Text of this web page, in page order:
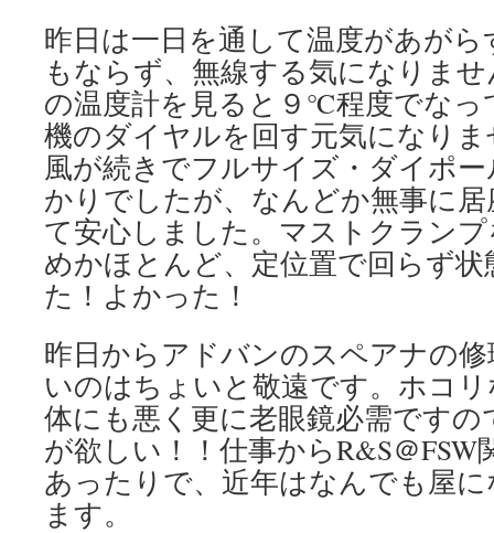
昨日は一日を通して温度があが
もならず、無線する気になりま
の温度計を見ると９℃程度でなっ
機のダイヤルを回す元気になり
風が続きでフルサイズ・ダイポ
かりでしたが、なんどか無事に
て安心しました。マストクラン
めかほとんど、定位置で回らず
た！よかった！
昨日からアドバンのスペアナの
いのはちょいと敬遠です。ホコ
体にも悪く更に老眼鏡必需です
が欲しい！！仕事からR&S＠
あったりで、近年はなんでも屋
ます。